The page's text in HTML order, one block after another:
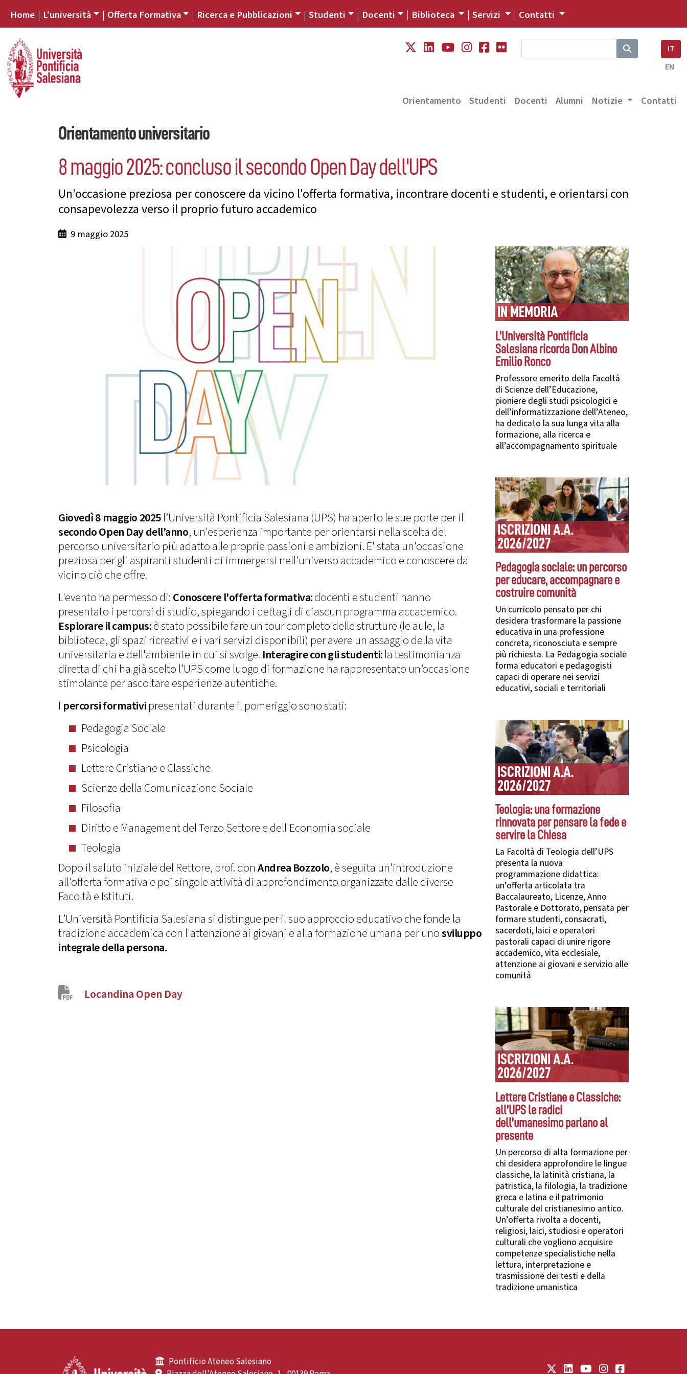
Home L'università Offerta Formativa Ricerca e Pubblicazioni Studenti Docenti Biblioteca Servizi Contatti
IT
EN
Orientamento Studenti Docenti Alumni Notizie Contatti
Orientamento universitario
8 maggio 2025: concluso il secondo Open Day dell'UPS
Un’occasione preziosa per conoscere da vicino l'offerta formativa, incontrare docenti e studenti, e orientarsi con
consapevolezza verso il proprio futuro accademico
9 maggio 2025
Giovedì 8 maggio 2025l’Università Pontificia Salesiana (UPS) ha aperto le sue porte per il
secondo Open Day dell’anno, un'esperienza importante per orientarsi nella scelta del
percorso universitario più adatto alle proprie passioni e ambizioni. E' stata un'occasione
preziosa per gli aspiranti studenti di immergersi nell'universo accademico e conoscere da
vicino ciò che offre.
L'evento ha permesso di:Conoscere l'offerta formativa:docenti e studenti hanno
presentato i percorsi di studio, spiegando i dettagli di ciascun programma accademico.
Esplorare il campus:è stato possibile fare un tour completo delle strutture (le aule, la
biblioteca, gli spazi ricreativi e i vari servizi disponibili) per avere un assaggio della vita
universitaria e dell'ambiente in cui si svolge. Interagire con gli studenti:la testimonianza
diretta di chi ha già scelto l’UPS come luogo di formazione ha rappresentato un’occasione
stimolante per ascoltare esperienze autentiche.
I percorsi formativipresentati durante il pomeriggio sono stati:
Pedagogia Sociale
Psicologia
Lettere Cristiane e Classiche
Scienze della Comunicazione Sociale
Filosofia
Diritto e Management del Terzo Settore e dell'Economia sociale
Teologia
Dopo il saluto iniziale del Rettore, prof. donAndrea Bozzolo, è seguita un'introduzione
all'offerta formativa e poi singole attività di approfondimento organizzate dalle diverse
Facoltà e Istituti.
L’Università Pontificia Salesiana si distingue per il suo approccio educativo che fonde la
tradizione accademica con l'attenzione ai giovani e alla formazione umana per unosviluppo
integrale della persona.
Locandina Open Day
IN MEMORIA
L’Università Pontificia
Salesiana ricorda Don Albino
Emilio Ronco
Professore emerito della Facoltà
di Scienze dell’Educazione,
pioniere degli studi psicologici e
dell’informatizzazione dell’Ateneo,
ha dedicato la sua lunga vita alla
formazione, alla ricerca e
all’accompagnamento spirituale
ISCRIZIONI A.A.
2026/2027
Pedagogia sociale: un percorso
per educare, accompagnare e
costruire comunità
Un curricolo pensato per chi
desidera trasformare la passione
educativa in una professione
concreta, riconosciuta e sempre
più richiesta. La Pedagogia sociale
forma educatori e pedagogisti
capaci di operare nei servizi
educativi, sociali e territoriali
ISCRIZIONI A.A.
2026/2027
Teologia: una formazione
rinnovata per pensare la fede e
servire la Chiesa
La Facoltà di Teologia dell’UPS
presenta la nuova
programmazione didattica:
un’offerta articolata tra
Baccalaureato, Licenze, Anno
Pastorale e Dottorato, pensata per
formare studenti, consacrati,
sacerdoti, laici e operatori
pastorali capaci di unire rigore
accademico, vita ecclesiale,
attenzione ai giovani e servizio alle
comunità
ISCRIZIONI A.A.
2026/2027
Lettere Cristiane e Classiche:
all’UPS le radici
dell’umanesimo parlano al
presente
Un percorso di alta formazione per
chi desidera approfondire le lingue
classiche, la latinità cristiana, la
patristica, la filologia, la tradizione
greca e latina e il patrimonio
culturale del cristianesimo antico.
Un’offerta rivolta a docenti,
religiosi, laici, studiosi e operatori
culturali che vogliono acquisire
competenze specialistiche nella
lettura, interpretazione e
trasmissione dei testi e della
tradizione umanistica
Pontificio Ateneo Salesiano